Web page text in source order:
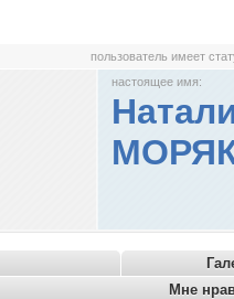
пользователь имеет
настоящее имя:
Мне